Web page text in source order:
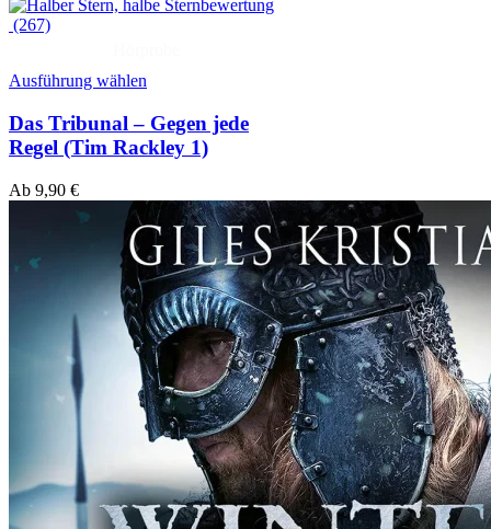
(267)
Ausführung wählen
Das Tribunal – Gegen jede
Regel (Tim Rackley 1)
Ab 9,90 €